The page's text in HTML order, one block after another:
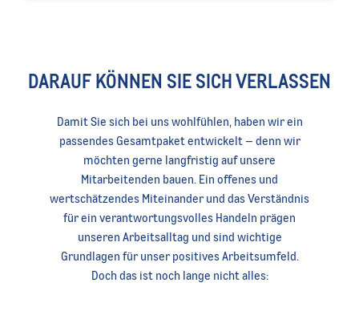
DARAUF KÖNNEN SIE SICH VERLASSEN
Damit Sie sich bei uns wohlfühlen, haben wir ein
passendes Gesamtpaket entwickelt – denn wir
möchten gerne langfristig auf unsere
Mitarbeitenden bauen. Ein offenes und
wertschätzendes Miteinander und das Verständnis
für ein verantwortungsvolles Handeln prägen
unseren Arbeitsalltag und sind wichtige
Grundlagen für unser positives Arbeitsumfeld.
Doch das ist noch lange nicht alles: